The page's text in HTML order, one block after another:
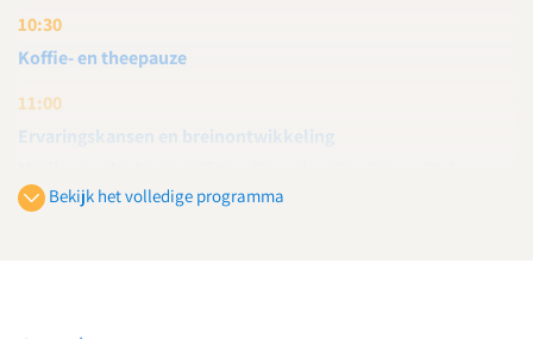
10:30
Koffie- en theepauze
11:00
Ervaringskansen en breinontwikkeling
Marije'Bekijk het volledige programma